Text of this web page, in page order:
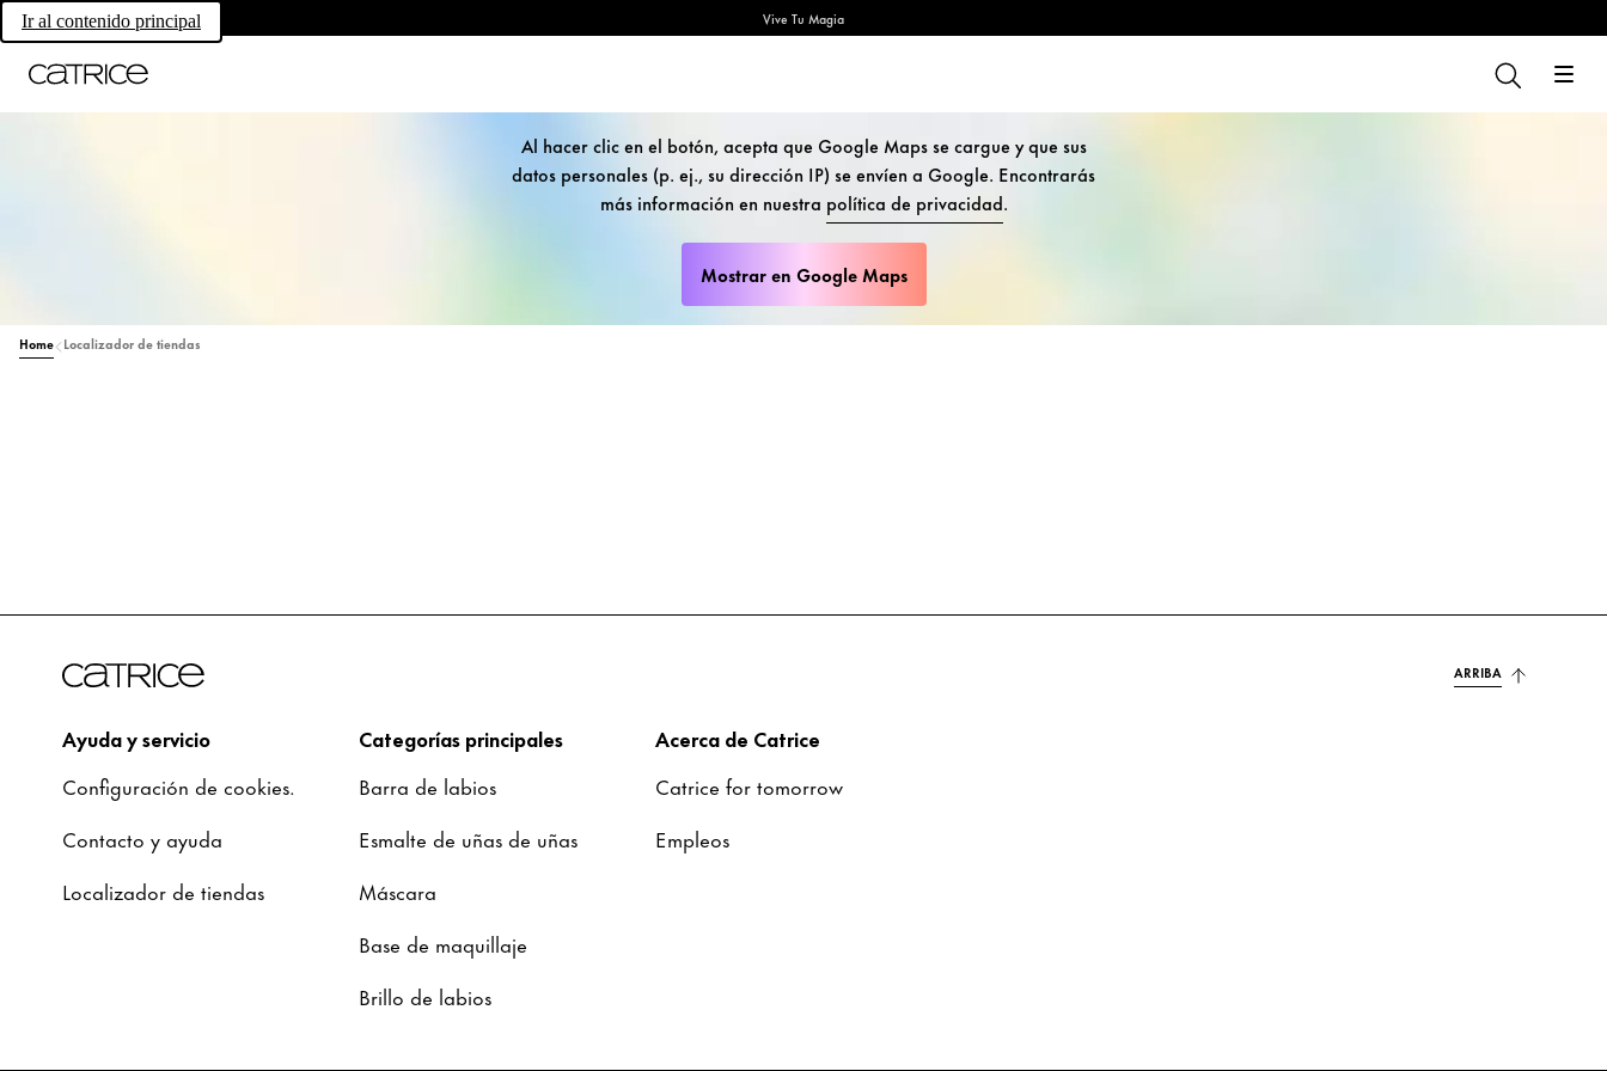
Ir al contenido principal Vive Tu Magia
Al hacer clic en el botón, acepta que Google Maps se cargue y que sus
datos personales (p. ej., su dirección IP) se envíen a Google. Encontrarás
más información en nuestra política de privacidad.
Mostrar en Google Maps
Home Localizador de tiendas
ARRIBA
Ayuda y servicio
Configuración de cookies.
Contacto y ayuda
Localizador de tiendas
Categorías principales
Barra de labios
Esmalte de uñas de uñas
Máscara
Base de maquillaje
Brillo de labios
Acerca de Catrice
Catrice for tomorrow
Empleos